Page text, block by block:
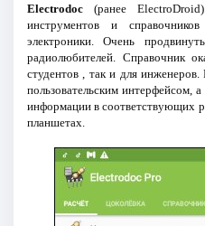
Electrodoc(ранее
инструментов и
электроники. Очень
радиолюбителей. Справочник
студентов , так и для
пользовательским интерфейсом,
информации в соответствующих
планшетах.